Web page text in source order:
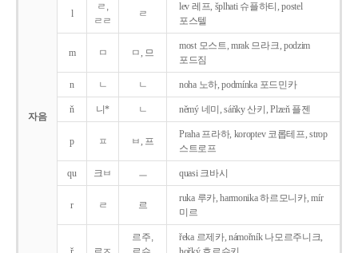
자음
l
ㄹ,
ㄹㄹ
ㄹ
lev 레프, šplhati 슈플하티, postel
포스텔
m ㅁ ㅁ, 므
most 모스트, mrak 므라크, podzim
포드짐
n ㄴ ㄴ noha 노하, podmínka 포드민카
ň 니* ㄴ němý 네미, sáňky 산키, Plzeň 플젠
p ㅍ ㅂ, 프
Praha 프라하, koroptev 코롭테프, strop
스트로프
qu 크ㅂ ㅡ quasi 크바시
r ㄹ 르
ruka 루카, harmonika 하르모니카, mír
미르
르주,
řeka 르제카, námořník 나모르주니크,